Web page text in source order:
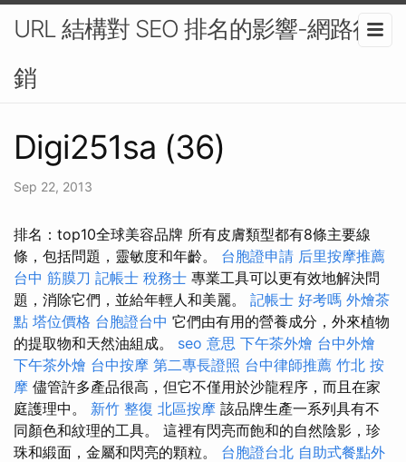
URL 結構對 SEO 排名的影響-網路行
銷
Digi251sa (36)
Sep 22, 2013
排名：top10全球美容品牌 所有皮膚類型都有8條主要線
條，包括問題，靈敏度和年齡。 台胞證申請 后里按摩推薦
台中 筋膜刀 記帳士 稅務士 專業工具可以更有效地解決問
題，消除它們，並給年輕人和美麗。 記帳士 好考嗎 外燴茶
點 塔位價格 台胞證台中 它們由有用的營養成分，外來植物
的提取物和天然油組成。 seo 意思 下午茶外燴 台中外燴
下午茶外燴 台中按摩 第二專長證照 台中律師推薦 竹北 按
摩 儘管許多產品很高，但它不僅用於沙龍程序，而且在家
庭護理中。 新竹 整復 北區按摩 該品牌生產一系列具有不
同顏色和紋理的工具。 這裡有閃亮而飽和的自然陰影，珍
珠和緞面，金屬和閃亮的顆粒。 台胞證台北 自助式餐點外